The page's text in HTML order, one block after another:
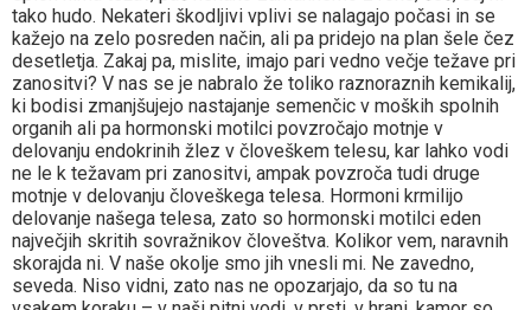
tako hudo. Nekateri škodljivi vplivi se nalagajo počasi in se
kažejo na zelo posreden način, ali pa pridejo na plan šele čez
desetletja. Zakaj pa, mislite, imajo pari vedno večje težave pri
zanositvi? V nas se je nabralo že toliko raznoraznih kemikalij,
ki bodisi zmanjšujejo nastajanje semenčic v moških spolnih
organih ali pa hormonski motilci povzročajo motnje v
delovanju endokrinih žlez v človeškem telesu, kar lahko vodi
ne le k težavam pri zanositvi, ampak povzroča tudi druge
motnje v delovanju človeškega telesa. Hormoni krmilijo
delovanje našega telesa, zato so hormonski motilci eden
največjih skritih sovražnikov človeštva. Kolikor vem, naravnih
skorajda ni. V naše okolje smo jih vnesli mi. Ne zavedno,
seveda. Niso vidni, zato nas ne opozarjajo, da so tu na